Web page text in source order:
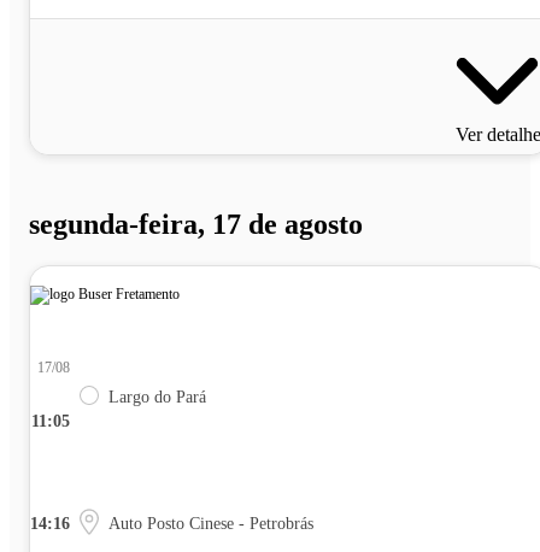
Ver
segunda-feira, 17 de agosto
11:05
17/08
Largo do Pará
14:16 Auto Posto Cinese - Petrobrás